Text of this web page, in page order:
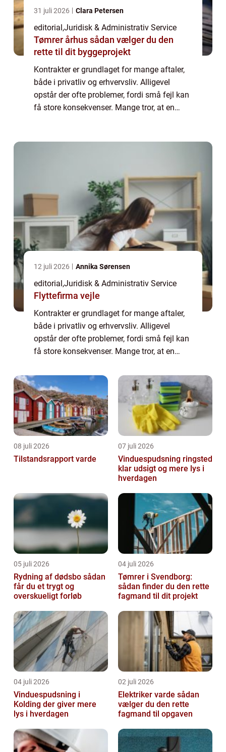
31 juli 2026 Clara Petersen
editorial,Juridisk & Administrativ Service
Tømrer århus sådan vælger du den
rette til dit byggeprojekt
Kontrakter er grundlaget for mange aftaler,
både i privatliv og erhvervsliv. Alligevel
opstår der ofte problemer, fordi små fejl kan
få store konsekvenser. Mange tror, at en
12 juli 2026 Annika Sørensen
editorial,Juridisk & Administrativ Service
Flyttefirma vejle
Kontrakter er grundlaget for mange aftaler,
både i privatliv og erhvervsliv. Alligevel
opstår der ofte problemer, fordi små fejl kan
få store konsekvenser. Mange tror, at en
virkelig...
08 juli 2026
Tilstandsrapport varde
07 juli 2026
Vinduespudsning ringsted
klar udsigt og mere lys i
hverdagen
05 juli 2026
Rydning af dødsbo sådan
får du et trygt og
overskueligt forløb
04 juli 2026
Tømrer i Svendborg:
sådan finder du den rette
fagmand til dit projekt
04 juli 2026
Vinduespudsning i
Kolding der giver mere
lys i hverdagen
02 juli 2026
Elektriker varde sådan
vælger du den rette
fagmand til opgaven